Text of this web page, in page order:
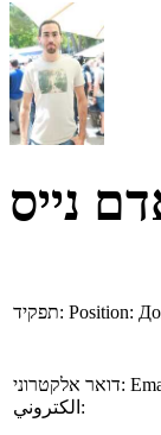
נייס
תפקיד: Position:
דואר אלקטרוני:
الكتروني: